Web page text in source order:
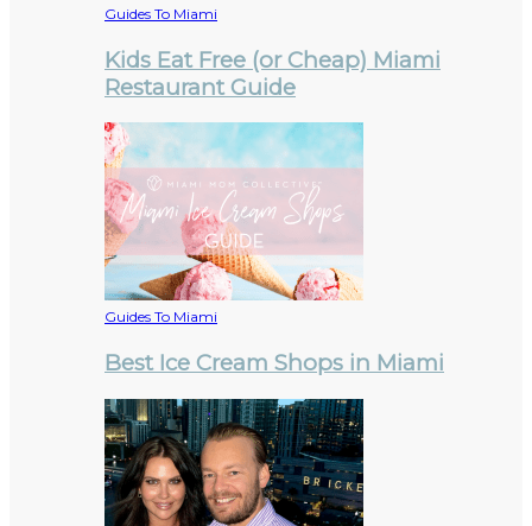
Guides To Miami
Kids Eat Free (or Cheap) Miami
Restaurant Guide
Guides To Miami
Best Ice Cream Shops in Miami